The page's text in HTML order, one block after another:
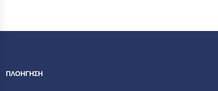
ΠΛΟΗΓΗΣΗ